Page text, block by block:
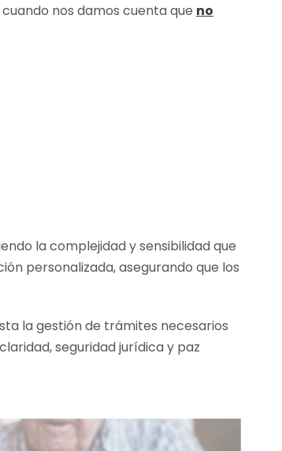
nos damos cuenta que no
la complejidad y sensibilidad que
personalizada, asegurando que los
la gestión de trámites necesarios
seguridad jurídica y paz